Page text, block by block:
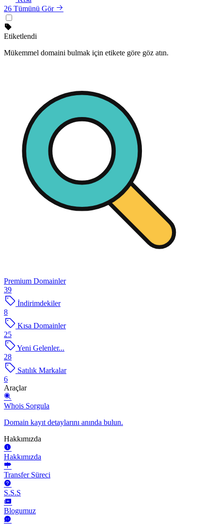
26 Tümünü Gör
Etiketlendi
Mükemmel domaini bulmak için etikete göre göz atın.
Premium Domainler
39
İndirimdekiler
8
Kısa Domainler
25
Yeni Gelenler...
28
Satılık Markalar
6
Araçlar
Whois Sorgula
Domain kayıt detaylarını anında bulun.
Hakkımızda
Hakkımızda
Transfer Süreci
S.S.S
Blogumuz